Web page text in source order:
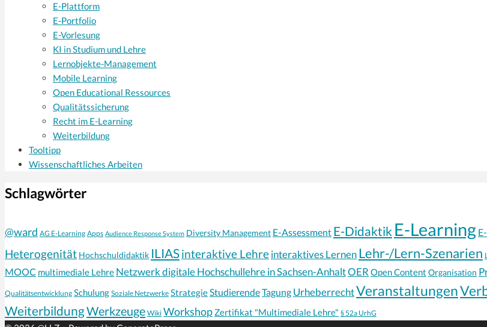
E-Plattform
E-Portfolio
E-Vorlesung
KI in Studium und Lehre
Lernobjekte-Management
Mobile Learning
Open Educational Ressources
Qualitätssicherung
Recht im E-Learning
Weiterbildung
Tooltipp
Wissenschaftliches Arbeiten
Schlagwörter
@ward AG E-Learning Apps Audience Response System Diversity Management E-Assessment E-Didaktik E-Learning
Heterogenität Hochschuldidaktik ILIASinteraktive Lehreinteraktives LernenLehr-/Lern-Szenarien
MOOC multimediale Lehre Netzwerk digitale Hochschullehre in Sachsen-AnhaltOER Open Content Organisation
Qualitätsentwicklung Schulung Soziale Netzwerke StrategieStudierendeTagung UrheberrechtVeranstaltungen
WeiterbildungWerkzeuge Wiki Workshop Zertifikat "Multimediale Lehre" § 52a UrhG